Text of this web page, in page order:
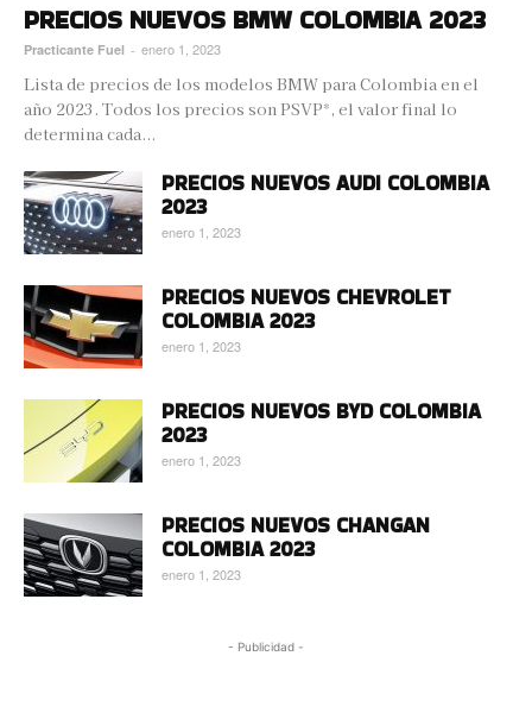
PRECIOS NUEVOS BMW COLOMBIA 2023
Practicante Fuel - enero 1, 2023
Lista de precios de los modelos BMW para Colombia en el
año 2023. Todos los precios son PSVP*, el valor final lo
determina cada...
PRECIOS NUEVOS AUDI COLOMBIA
2023
enero 1, 2023
PRECIOS NUEVOS CHEVROLET
COLOMBIA 2023
enero 1, 2023
PRECIOS NUEVOS BYD COLOMBIA
2023
enero 1, 2023
PRECIOS NUEVOS CHANGAN
COLOMBIA 2023
enero 1, 2023
- Publicidad -